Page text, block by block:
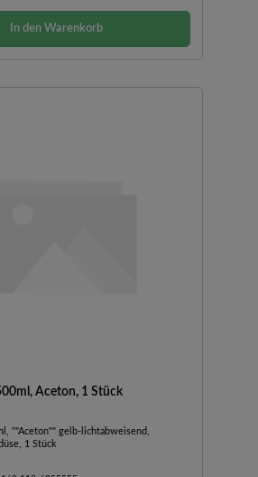
In den Warenkorb
Aceton, 1 Stück
""Aceton"" gelb-lichtabweisend,
1 Stück